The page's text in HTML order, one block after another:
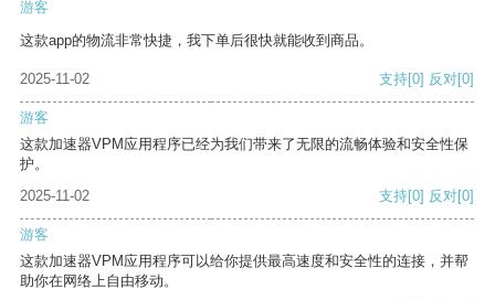
游客
这款app的物流非常快捷，我下单后很快就能收到商品。
2025-11-02 支持[0] 反对[0]
游客
这款加速器VPM应用程序已经为我们带来了无限的流畅体验和安全性保
护。
2025-11-02
支持[0] 反对[0]
游客
这款加速器VPM应用程序可以给你提供最高速度和安全性的连接，并帮
助你在网络上自由移动。